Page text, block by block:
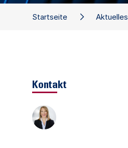
Startseite Aktuelles
Kontakt